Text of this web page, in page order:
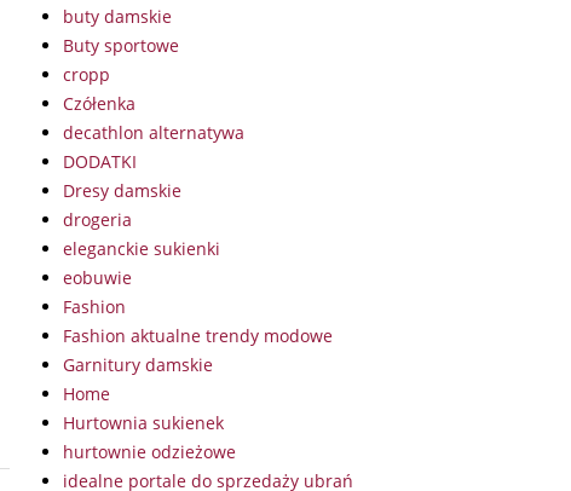
buty damskie
Buty sportowe
cropp
Czółenka
decathlon alternatywa
DODATKI
Dresy damskie
drogeria
eleganckie sukienki
eobuwie
Fashion
Fashion aktualne trendy modowe
Garnitury damskie
Home
Hurtownia sukienek
hurtownie odzieżowe
idealne portale do sprzedaży ubrań